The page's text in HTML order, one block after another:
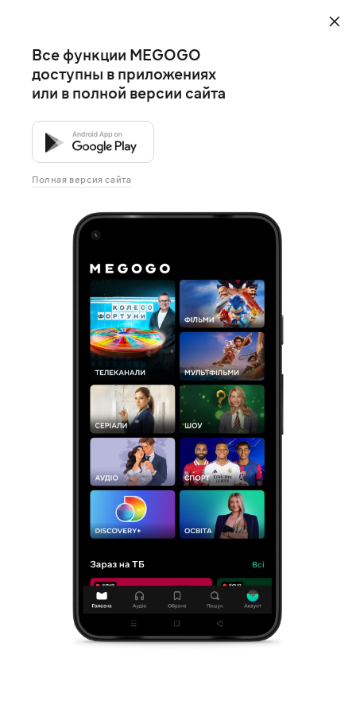
Все функции MEGOGO
доступны в приложениях
или в полной версии сайта
Полная версия сайта